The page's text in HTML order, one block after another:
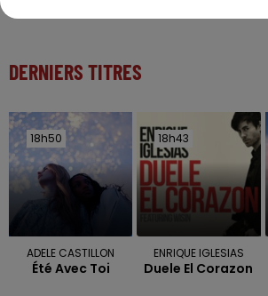
DERNIERS TITRES
18h50
18h50
ADELE CASTILLON
Été Avec Toi
18h43
18h43
ENRIQUE IGLESIAS
Duele El Corazon